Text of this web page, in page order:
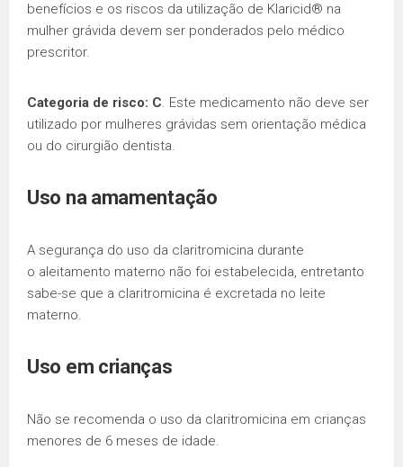
benefícios e os riscos da utilização de Klaricid® na
mulher grávida devem ser ponderados pelo médico
prescritor.
Categoria de risco: C. Este medicamento não deve ser
utilizado por mulheres grávidas sem orientação médica
ou do cirurgião dentista.
Uso na amamentação
A segurança do uso da claritromicina durante
o aleitamento materno não foi estabelecida, entretanto
sabe-se que a claritromicina é excretada no leite
materno.
Uso em crianças
Não se recomenda o uso da claritromicina em crianças
menores de 6 meses de idade.